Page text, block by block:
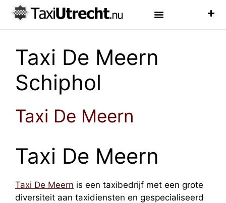
Taxi De Meern
Schiphol
Taxi De Meern
Taxi De Meern
Taxi De Meern is een taxibedrijf met een grote
diversiteit aan taxidiensten en gespecialiseerd